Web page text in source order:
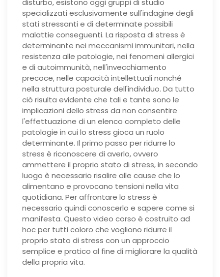
disturbo, esistono oggi gruppi di studio
specializzati esclusivamente sull'indagine degli
stati stressanti e di determinate possibili
malattie conseguenti. La risposta di stress è
determinante nei meccanismi immunitari, nella
resistenza alle patologie, nei fenomeni allergici
e di autoimmunità, nell'invecchiamento
precoce, nelle capacità intellettuali nonché
nella struttura posturale dell'individuo. Da tutto
ciò risulta evidente che tali e tante sono le
implicazioni dello stress da non consentire
l'effettuazione di un elenco completo delle
patologie in cui lo stress gioca un ruolo
determinante. Il primo passo per ridurre lo
stress è riconoscere di averlo, ovvero
ammettere il proprio stato di stress, in secondo
luogo è necessario risalire alle cause che lo
alimentano e provocano tensioni nella vita
quotidiana. Per affrontare lo stress è
necessario quindi conoscerlo e sapere come si
manifesta. Questo video corso è costruito ad
hoc per tutti coloro che vogliono ridurre il
proprio stato di stress con un approccio
semplice e pratico al fine di migliorare la qualità
della propria vita.